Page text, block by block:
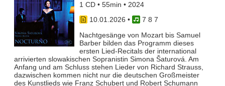
1 CD • 55min • 2024
10.01.2026 •
7 8 7
Nachtgesänge von Mozart bis Samuel
Barber bilden das Programm dieses
ersten Lied-Recitals der international
arrivierten slowakischen Sopranistin Simona Šaturová. Am
Anfang und am Schluss stehen Lieder von Richard Strauss,
dazwischen kommen nicht nur die deutschen Großmeister
des Kunstlieds wie Franz Schubert und Robert Schumann